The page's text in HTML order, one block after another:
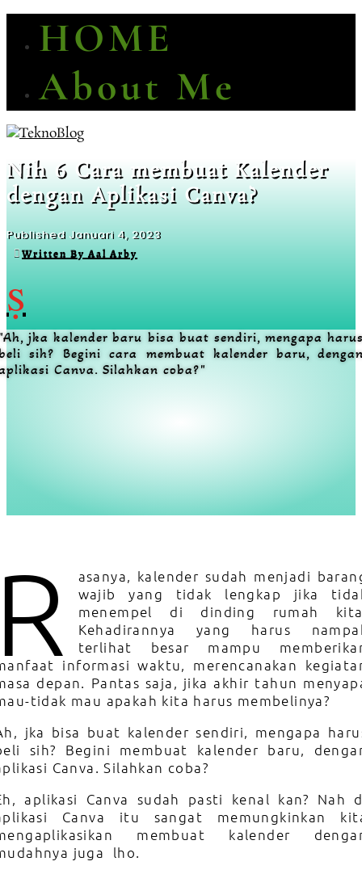
HOME
About Me
Nih 6 Cara membuat Kalender
dengan Aplikasi Canva?
Published Januari 4, 2023
Written By Aal Arby

jka kalender baru bisa buat sendiri, mengapa
sih? Begini cara membuat kalender baru,
Canva. Silahkan coba?"
asanya, kalender sudah menjadi
wajib yang tidak lengkap jika
menempel di dinding rumah
Kehadirannya yang harus
terlihat besar mampu
informasi waktu, merencanakan
depan. Pantas saja, jika akhir tahun
tidak mau apakah kita harus membelinya?
jka bisa buat kalender sendiri, mengapa
sih? Begini membuat kalender baru,
Canva. Silahkan coba?
aplikasi Canva sudah pasti kenal kan? Nah
Canva itu sangat memungkinkan
membuat kalender
juga lho.